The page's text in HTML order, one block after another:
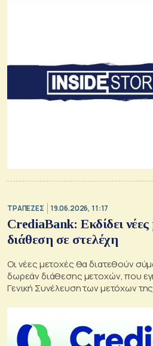
ΤΡΑΠΕΖΕΣ 19.06.2026, 11:17
CrediaBank: Εκδίδει
διάθεση σε στελέχη
Οι νέες μετοχές θα διατεθούν
δωρεάν διάθεσης μετοχών, που
Γενική Συνέλευση των μετόχων